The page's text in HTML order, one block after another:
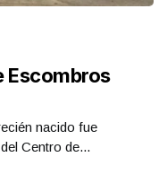
Escombros
nacido fue
Centro de...